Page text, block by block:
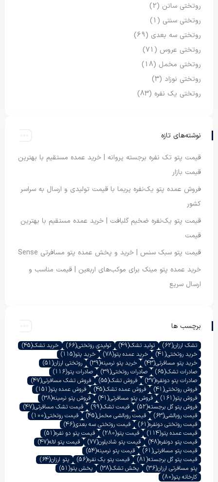
روتختی ساتن (2)
روتختی سنتی (1)
روتختی سه بعدی (69)
روتختی عروس (71)
روتختی مخمل (18)
روتختی نوزاد (3)
روتختی یک نفره (83)
نوشته‌های تازه
قیمت پتو تک نفره برجسته پروانه | خرید عمده مستقیم با بهترین
قیمت بازار
فروش عمده پتو یک‌نفره پریما با قیمت تولیدی و ارسال به سراسر
کشور
قیمت پتو یک‌نفره ضخیم گلبافت | خرید عمده مستقیم با بهترین
قیمت
قیمت پتو سبک سنس | خرید و پخش عمده پتو مسافرتی Sense
خرید عمده پتو مینک برای موکب‌های اربعین | قیمت مناسب و
ارسال سریع
برچسب ها
تشک ارزان(62) تولید تشک(49) تولیدی روتختی(66) خرید تشک(45)
خرید روتختی(41) خرید عمده پتو(78) خرید پتو(115)
خرید پتو مسافرتی(43) خرید پتو نرمینه(39) روتختی ارزان(51)
صادرات تشک(65) صادرات روتختی(39) صادرات پتو(116)
صادرات پتو دونفره(37) فروش تشک(55) فروش تشک مسافرتی(47)
فروش روتختی(41) فروش عمده تشک(45) فروش عمده پتو(151)
فروش پتو(161) فروش پتو مسافرتی(41) فروش پتو نرمینه(38)
فروش پتو گل برجسته(52) قیمت تشک(99) قیمت تشک مسافرتی(47)
قیمت روبالشی(63) قیمت روبالشی مخمل(45) قیمت روتختی(100)
قیمت روتختی دونفره(61) قیمت روتختی سه بعدی(46)
قیمت عمده پتو(114) قیمت پتو(280) قیمت پتو دو نفره(51)
قیمت پتو دونفره(48) قیمت پتو شادیلون(77) قیمت پتو لاله(47)
قیمت پتو مسافرتی(61) قیمت پتو نرمینه(54)
قیمت پتو گل برجسته(81) قیمت پتو یک نفره(56) پتو ارزان(64)
پتو مسافرتی ارزان(36) پخش تشک(38) پخش پتو(51)
کارخانه پتو(80)